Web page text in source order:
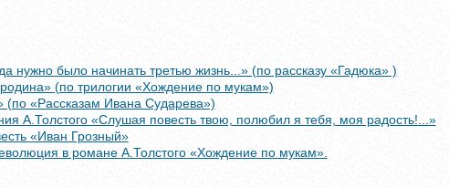
нужно было начинать третью жизнь...» (по рассказу «Гадюка» )
(по трилогии «Хождение по мукам»)
(по «Рассказам Ивана Сударева»)
А.Толстого «Слушая повесть твою, полюбил я тебя, моя радость!...»
«Иван Грозный»
в романе А.Толстого «Хождение по мукам».